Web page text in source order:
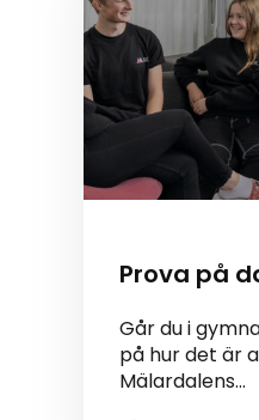
Prova på
Går du i
på hur det är
Mälardalens…